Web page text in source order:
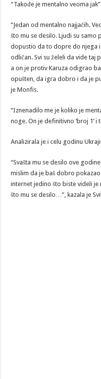
“Takođe je mentalno veoma
“Jedan od mentalno najjačih.
što mu se desilo. Ljudi su samo
dopustio da to dopre do njega
odličan. Svi su želeli da vide taj
a on je protiv Karuza odigrao
opušten, da igra dobro i da je
je Monfis.
“Iznenadilo me je koliko je
noge. On je definitivno ‘broj 1’ i
Analizirala je i celu godinu
“Svašta mu se desilo ove
mislim da je baš dobro
internet jedino što biste videli je
što mu se desilo…”, kazala je